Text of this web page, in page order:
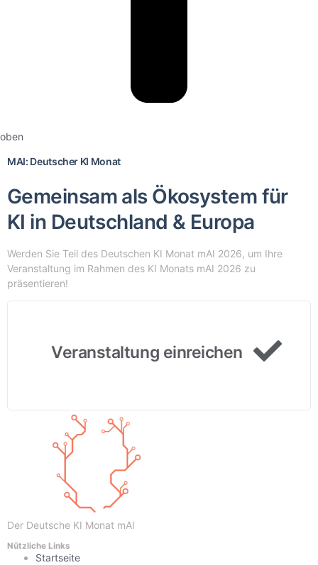
oben
MAI: Deutscher KI Monat
Gemeinsam als Ökosystem für
KI in Deutschland & Europa
Werden Sie Teil des Deutschen KI Monat mAI 2026, um Ihre
Veranstaltung im Rahmen des KI Monats mAI 2026 zu
präsentieren!
Veranstaltung einreichen
Der Deutsche KI Monat mAI
Nützliche Links
Startseite